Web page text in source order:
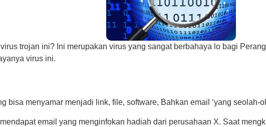
trojan ini? Ini merupakan virus yang sangat berbahaya lo bagi
virus ini.
bisa menyamar menjadi link, file, software, Bahkan email ‘yang seolah-
email yang menginfokan hadiah dari perusahaan X. Saat